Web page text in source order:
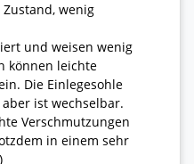
wenig
und weisen wenig
können leichte
Die Einlegesohle
ist wechselbar.
Verschmutzungen
in einem sehr